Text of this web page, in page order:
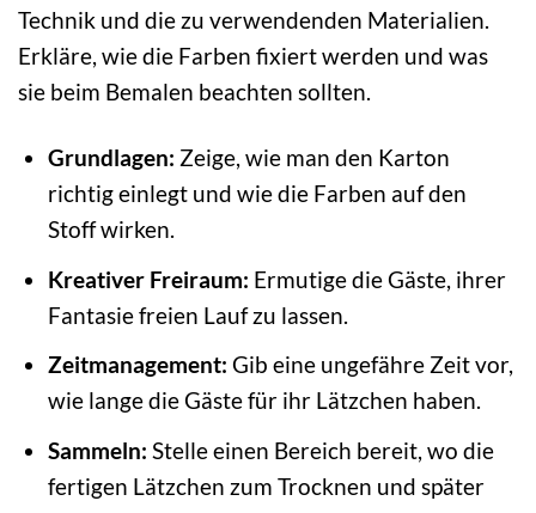
Technik und die zu verwendenden Materialien.
Erkläre, wie die Farben fixiert werden und was
sie beim Bemalen beachten sollten.
Grundlagen: Zeige, wie man den Karton
richtig einlegt und wie die Farben auf den
Stoff wirken.
Kreativer Freiraum: Ermutige die Gäste, ihrer
Fantasie freien Lauf zu lassen.
Zeitmanagement: Gib eine ungefähre Zeit vor,
wie lange die Gäste für ihr Lätzchen haben.
Sammeln: Stelle einen Bereich bereit, wo die
fertigen Lätzchen zum Trocknen und später